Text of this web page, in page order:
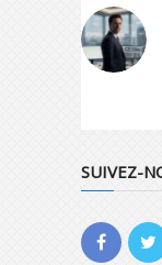
SUIVEZ-